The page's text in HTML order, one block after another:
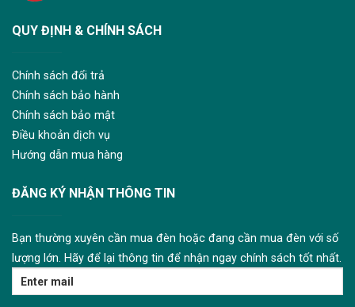
QUY ĐỊNH & CHÍNH SÁCH
Chính sách đổi trả
Chính sách bảo hành
Chính sách bảo mật
Điều khoản dịch vụ
Hướng dẫn mua hàng
ĐĂNG KÝ NHẬN THÔNG TIN
Bạn thường xuyên cần mua đèn hoặc đang cần mua đèn với số
lượng lớn. Hãy để lại thông tin để nhận ngay chính sách tốt nhất.